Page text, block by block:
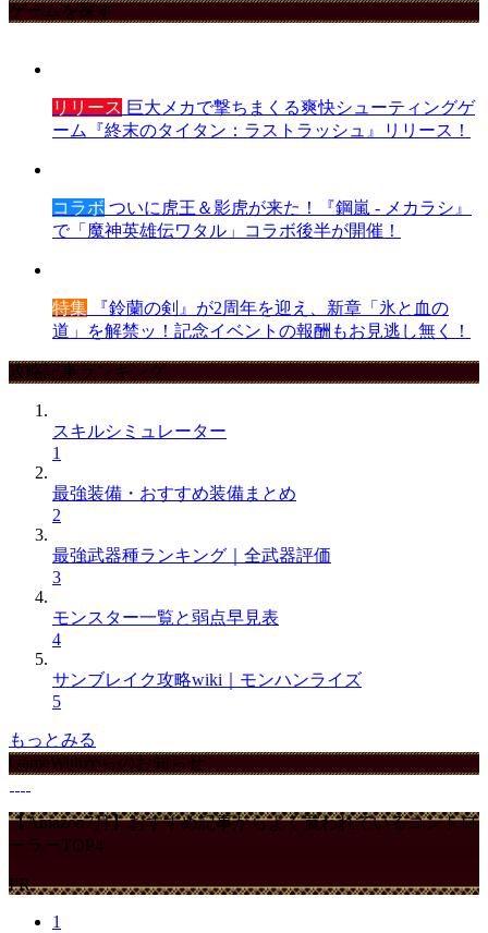
ゲームを探す
リリース 巨大メカで撃ちまくる爽快シューティングゲ
ーム『終末のタイタン：ラストラッシュ』リリース！
コラボ ついに虎王＆影虎が来た！『鋼嵐 - メカラシ』
で「魔神英雄伝ワタル」コラボ後半が開催！
特集 『鈴蘭の剣』が2周年を迎え、新章「氷と血の
道」を解禁ッ！記念イベントの報酬もお見逃し無く！
攻略記事ランキング
スキルシミュレーター
1
最強装備・おすすめ装備まとめ
2
最強武器種ランキング｜全武器評価
3
モンスター一覧と弱点早見表
4
サンブレイク攻略wiki｜モンハンライズ
5
もっとみる
GameWithからのお知らせ
【Amazon7月】おすすめ記事からよく買われているコントロ
ーラーTOP4
PR
1